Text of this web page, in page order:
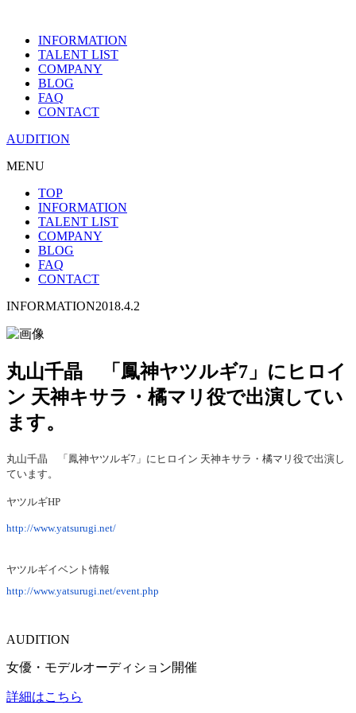
INFORMATION
TALENT LIST
COMPANY
BLOG
FAQ
CONTACT
AUDITION
MENU
TOP
INFORMATION
TALENT LIST
COMPANY
BLOG
FAQ
CONTACT
INFORMATION2018.4.2
丸山千晶 「鳳神ヤツルギ7」にヒロイ
ン 天神キサラ・橘マリ役で出演してい
ます。
丸山千晶 「鳳神ヤツルギ7」にヒロイン 天神キサラ・橘マリ役で出演し
ています。
ヤツルギHP
http://www.yatsurugi.net/
ヤツルギイベント情報
http://www.yatsurugi.net/event.php
AUDITION
女優・モデルオーディション開催
詳細はこちら